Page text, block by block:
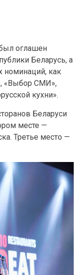
оглашен
Беларусь, а
номинаций, как
«Выбор СМИ»,
кухни».
Беларуси
месте —
Третье место —